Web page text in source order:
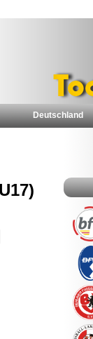
Deutschland